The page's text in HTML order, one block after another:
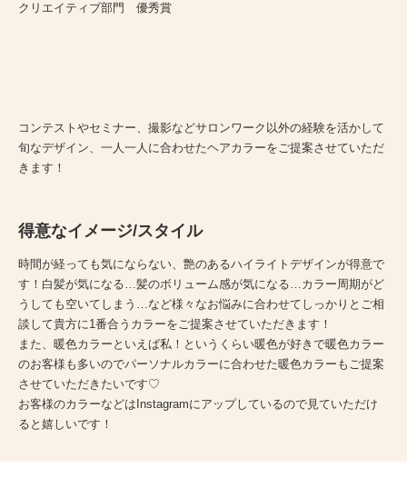
クリエイティブ部門 優秀賞
コンテストやセミナー、撮影などサロンワーク以外の経験を活かして
旬なデザイン、一人一人に合わせたヘアカラーをご提案させていただ
きます！
得意なイメージ/スタイル
時間が経っても気にならない、艶のあるハイライトデザインが得意で
す！白髪が気になる…髪のボリューム感が気になる…カラー周期がど
うしても空いてしまう…など様々なお悩みに合わせてしっかりとご相
談して貴方に1番合うカラーをご提案させていただきます！
また、暖色カラーといえば私！というくらい暖色が好きで暖色カラー
のお客様も多いのでパーソナルカラーに合わせた暖色カラーもご提案
させていただきたいです♡
お客様のカラーなどはInstagramにアップしているので見ていただけ
ると嬉しいです！